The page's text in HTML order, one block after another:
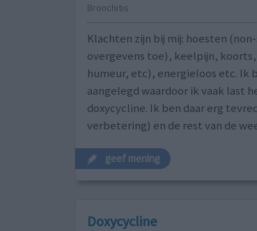
Bronchitis
Klachten zijn bij mij: hoesten
overgevens toe), keelpijn,
humeur, etc), energieloos etc. Ik
aangelegd waardoor ik vaak last
doxycycline. Ik ben daar erg
verbetering) en de rest van de
geef mening
Doxycycline